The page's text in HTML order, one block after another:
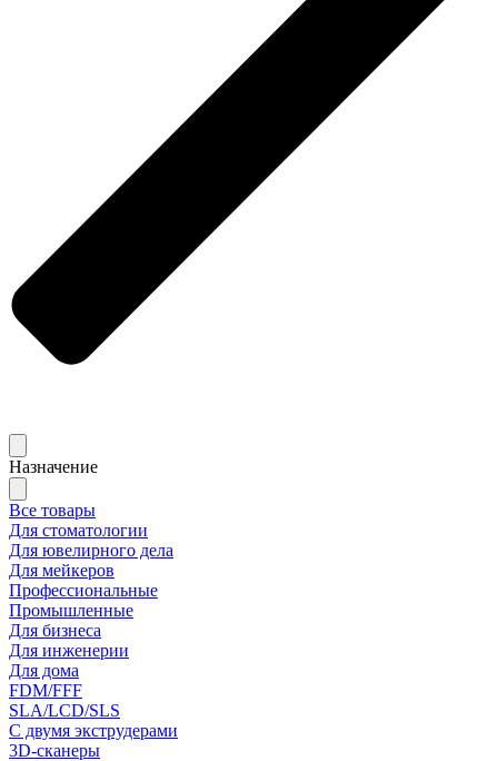
Назначение
Все товары
Для стоматологии
Для ювелирного дела
Для мейкеров
Профессиональные
Промышленные
Для бизнеса
Для инженерии
Для дома
FDM/FFF
SLA/LCD/SLS
С двумя экструдерами
3D-сканеры